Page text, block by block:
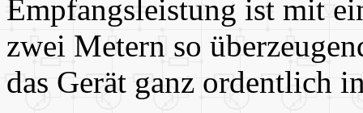
Empfangsleistung ist mit
zwei Metern so
das Gerät ganz ordentlich